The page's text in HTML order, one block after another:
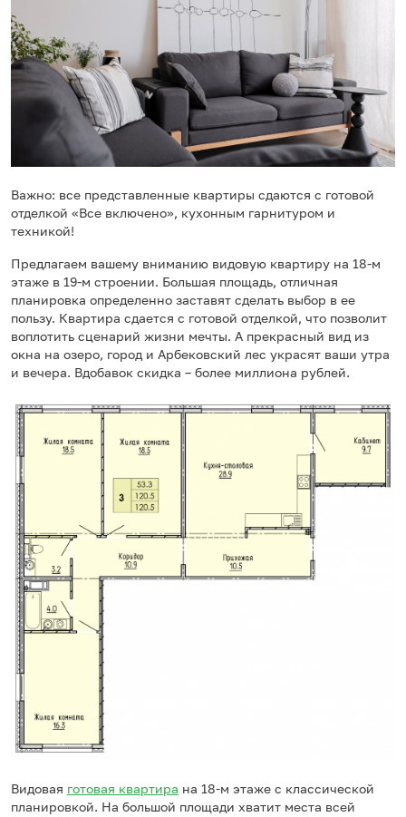
Важно: все представленные квартиры сдаются с готовой
отделкой «Все включено», кухонным гарнитуром и
техникой!
Предлагаем вашему вниманию видовую квартиру на 18-м
этаже в 19-м строении. Большая площадь, отличная
планировка определенно заставят сделать выбор в ее
пользу. Квартира сдается с готовой отделкой, что позволит
воплотить сценарий жизни мечты. А прекрасный вид из
окна на озеро, город и Арбековский лес украсят ваши утра
и вечера. Вдобавок скидка – более миллиона рублей.
Видовая готовая квартира на 18-м этаже с классической
планировкой. На большой площади хватит места всей